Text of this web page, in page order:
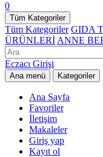
0
Tüm Kategoriler
Tüm Kategoriler GIDA
ÜRÜNLERİ ANNE
Eczacı Girişi
Ana menü Kategoriler
Ana Sayfa
Favoriler
İletişim
Makaleler
Giriş yap
Kayıt ol